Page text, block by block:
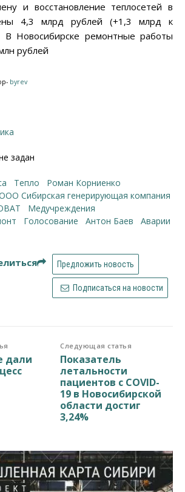
и восстановление теплосетей в
4,3 млрд рублей (+1,3 млрд к
В Новосибирске ремонтные работы
рублей
byrev
задан
тепло
Роман Корниенко
ООО Сибирская генерирующая компания
медучреждения
голосование Антон Баев аварии
Предложить новость
Подписаться на новости
дали
Следующая статья
Показатель
летальности
пациентов с COVID-
19 в Новосибирской
области достиг
3,24%